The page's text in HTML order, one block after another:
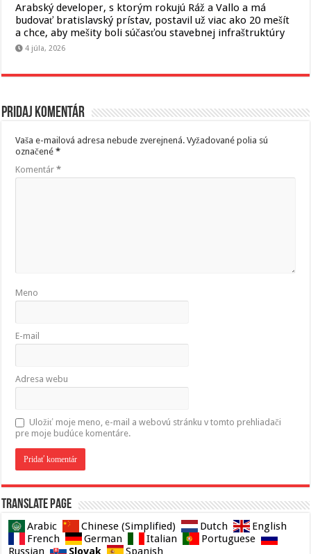
Arabský developer, s ktorým rokujú Ráž a Vallo a má
budovať bratislavský prístav, postavil už viac ako 20 mešít
a chce, aby mešity boli súčasťou stavebnej infraštruktúry
4 júla, 2026
Pridaj komentár
Vaša e-mailová adresa nebude zverejnená. Vyžadované polia sú
označené*
Komentár*
Meno
E-mail
Adresa webu
Uložiť moje meno, e-mail a webovú stránku v tomto prehliadači
pre moje budúce komentáre.
Translate page
Arabic Chinese (Simplified) Dutch
English
French
German Italian
Portuguese
Russian
Slovak Spanish